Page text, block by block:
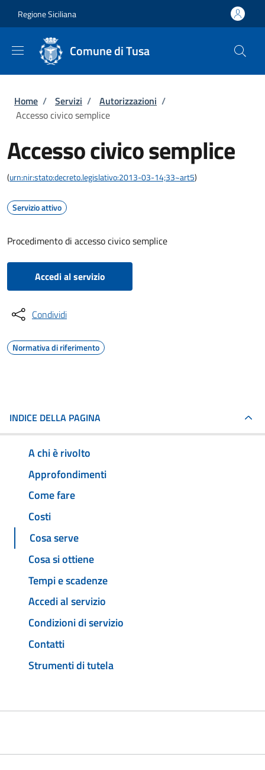
Regione Siciliana
Comune di Tusa
Briciole di pane
Home / Servizi / Autorizzazioni /
Accesso civico semplice
Accesso civico semplice
(urn:nir:stato:decreto.legislativo:2013-03-14;33~art5)
Servizio attivo
Procedimento di accesso civico semplice
Accedi al servizio
Condividi
Normativa di riferimento
INDICE DELLA PAGINA
A chi è rivolto
Approfondimenti
Come fare
Costi
Cosa serve
Cosa si ottiene
Tempi e scadenze
Accedi al servizio
Condizioni di servizio
Contatti
Strumenti di tutela